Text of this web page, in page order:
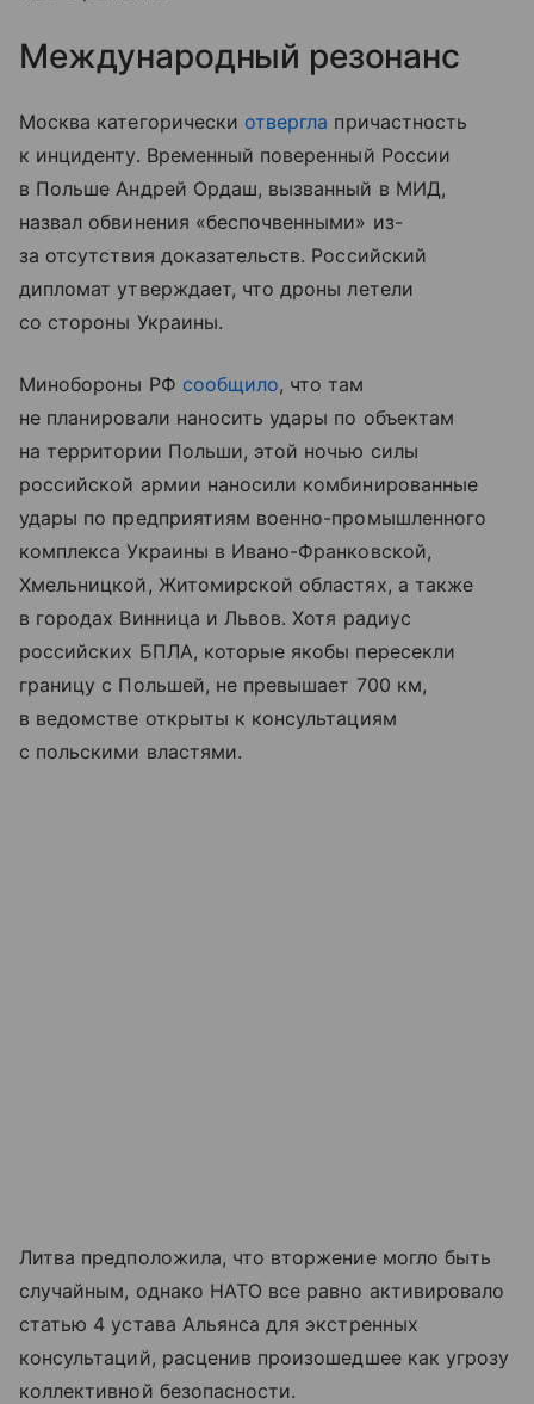
Международный резонанс
Москва категорически отвергла причастность
к инциденту. Временный поверенный России
в Польше Андрей Ордаш, вызванный в МИД,
назвал обвинения «беспочвенными» из-
за отсутствия доказательств. Российский
дипломат утверждает, что дроны летели
со стороны Украины.
Минобороны РФ сообщило, что там
не планировали наносить удары по объектам
на территории Польши, этой ночью силы
российской армии наносили комбинированные
удары по предприятиям военно-промышленного
комплекса Украины в Ивано-Франковской,
Хмельницкой, Житомирской областях, а также
в городах Винница и Львов. Хотя радиус
российских БПЛА, которые якобы пересекли
границу с Польшей, не превышает 700 км,
в ведомстве открыты к консультациям
с польскими властями.
Литва предположила, что вторжение могло быть
случайным, однако НАТО все равно активировало
статью 4 устава Альянса для экстренных
консультаций, расценив произошедшее как угрозу
коллективной безопасности.